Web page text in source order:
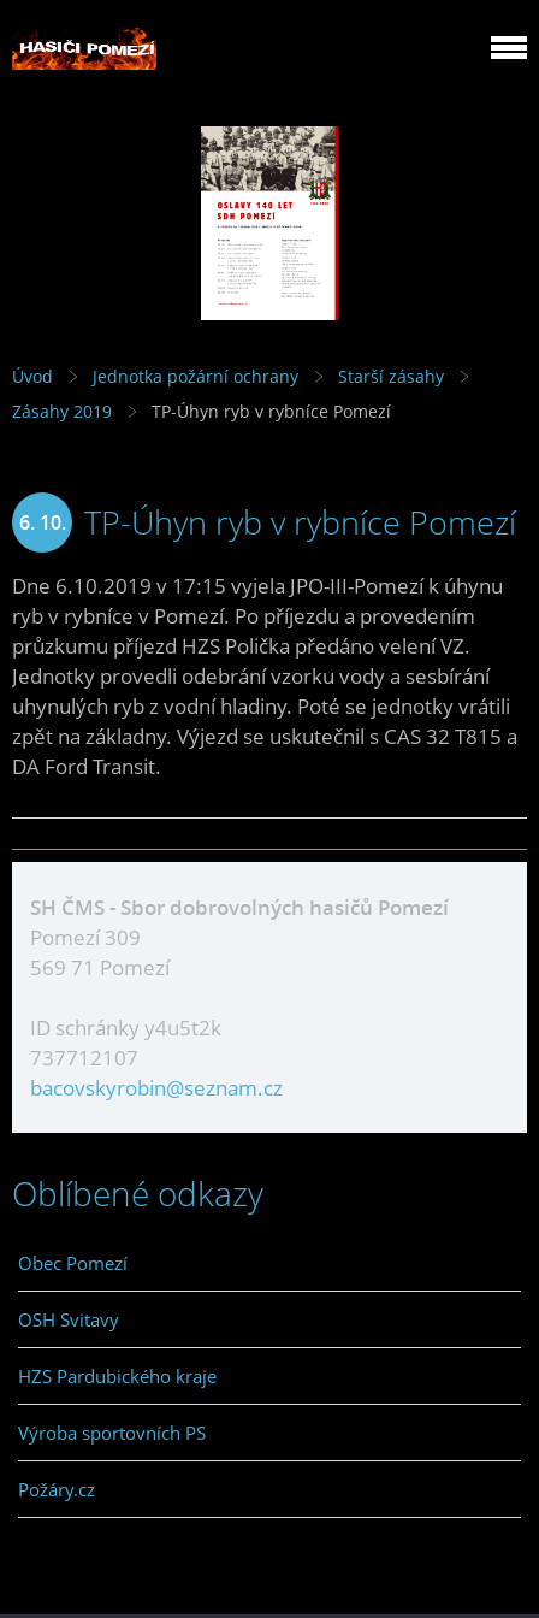
Úvod Jednotka požární ochrany
Starší zásahy
Zásahy 2019
TP-Úhyn ryb v rybníce Pomezí
6. 10.
2019
TP-Úhyn ryb v rybníce Pomezí
Dne 6.10.2019 v 17:15 vyjela JPO-III-Pomezí k úhynu
ryb v rybníce v Pomezí. Po příjezdu a provedením
průzkumu příjezd HZS Polička předáno velení VZ.
Jednotky provedli odebrání vzorku vody a sesbírání
uhynulých ryb z vodní hladiny. Poté se jednotky vrátili
zpět na základny. Výjezd se uskutečnil s CAS 32 T815 a
DA Ford Transit.
SH ČMS - Sbor dobrovolných hasičů Pomezí
Pomezí 309
569 71 Pomezí
ID schránky y4u5t2k
737712107
bacovskyrobin@seznam.cz
Oblíbené odkazy
Obec Pomezí
OSH Svitavy
HZS Pardubického kraje
Výroba sportovních PS
Požáry.cz